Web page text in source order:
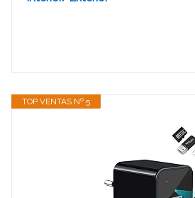
TOP VENTAS Nº 5